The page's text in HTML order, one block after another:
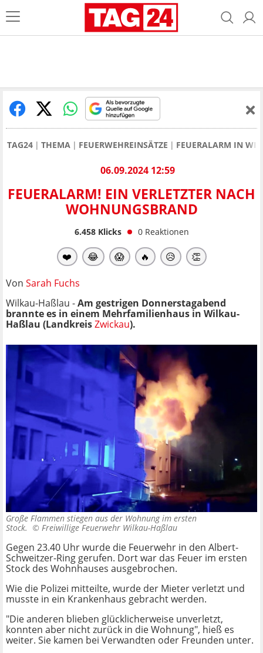
TAG24 THEMA FEUERWEHREINSÄTZE FEUERALARM IN
06.09.2024 12:59
FEUERALARM! EIN VERLETZTER NACH
WOHNUNGSBRAND
6.458Klicks 0 Reaktionen
❤️ 😂 😱 🔥 😥 👏
Von Sarah Fuchs
Wilkau-Haßlau -Am gestrigen Donnerstagabend
brannte es in einem Mehrfamilienhaus in Wilkau-
Haßlau (LandkreisZwickau).
Große Flammen stiegen aus der Wohnung im ersten
Stock. © Freiwillige Feuerwehr Wilkau-Haßlau
Gegen 23.40 Uhr wurde die Feuerwehr in den Albert-
Schweitzer-Ring gerufen. Dort war das Feuer im ersten
Stock des Wohnhauses ausgebrochen.
Wie die Polizei mitteilte, wurde der Mieter verletzt und
musste in ein Krankenhaus gebracht werden.
"Die anderen blieben glücklicherweise unverletzt,
konnten aber nicht zurück in die Wohnung", hieß es
weiter. Sie kamen bei Verwandten oder Freunden unter.